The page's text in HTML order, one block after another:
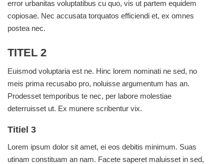
error urbanitas voluptatibus cu quo, vis ut partem equidem
copiosae. Nec accusata torquatos efficiendi et, ex omnes
postea nec.
TITEL 2
Euismod voluptaria est ne. Hinc lorem nominati ne sed, no
meis prima recusabo pro, noluisse argumentum has an.
Prodesset temporibus te nec, per labore molestiae
deterruisset ut. Ex munere scribentur vix.
Titiel 3
Lorem ipsum dolor sit amet, ei eos debitis minimum. Suas
utinam constituam an nam. Facete saperet maluisset in sed,